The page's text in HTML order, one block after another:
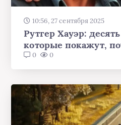
10:56, 27 сентября 2025
Рутгер Хауэр:
которые покажут,
0 0